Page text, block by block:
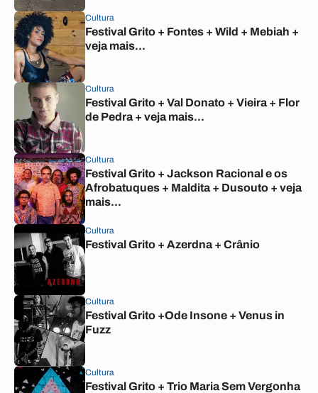
Cultura
Festival Grito + Fontes + Wild + Mebiah +
veja mais...
Cultura
Festival Grito + Val Donato + Vieira + Flor
de Pedra + veja mais...
Cultura
Festival Grito + Jackson Racional e os
Afrobatuques + Maldita + Dusouto + veja
mais...
Cultura
Festival Grito + Azerdna + Crânio
Cultura
Festival Grito +Ode Insone + Venus in
Fuzz
Cultura
Festival Grito + Trio Maria Sem Vergonha